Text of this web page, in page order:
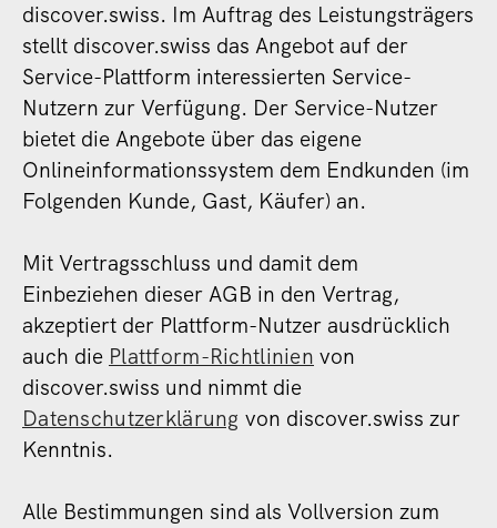
discover.swiss. Im Auftrag des Leistungsträgers
stellt discover.swiss das Angebot auf der
Service-Plattform interessierten Service-
Nutzern zur Verfügung. Der Service-Nutzer
bietet die Angebote über das eigene
Onlineinformationssystem dem Endkunden (im
Folgenden Kunde, Gast, Käufer) an.
Mit Vertragsschluss und damit dem
Einbeziehen dieser AGB in den Vertrag,
akzeptiert der Plattform-Nutzer ausdrücklich
auch die Plattform-Richtlinien von
discover.swiss und nimmt die
Datenschutzerklärung von discover.swiss zur
Kenntnis.
Alle Bestimmungen sind als Vollversion zum